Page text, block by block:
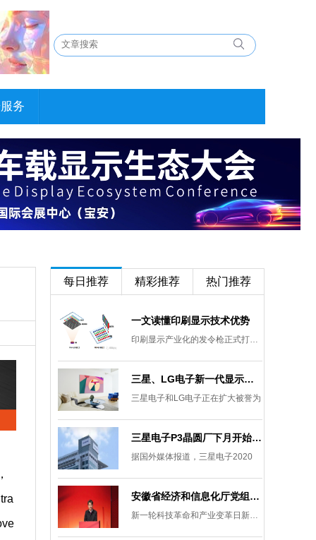
务
每日推荐 精彩推荐 热门推荐
一文读懂印刷显示技术优势
印刷显示产业化的发令枪正式打响。
三星、LG电子新一代显示发展目标：集中扩大Micro LED 应用产品线
三星电子和LG电子正在扩大被誉为
三星电子P3晶圆厂下月开始安装设备，计划下半年建成
据国外媒体报道，三星电子2020
安徽省经济和信息化厅党组成员、副厅长柯文斌：掌握显示技术发展主动权 打造新型显示产业制造集群
新一轮科技革命和产业变革日新月异